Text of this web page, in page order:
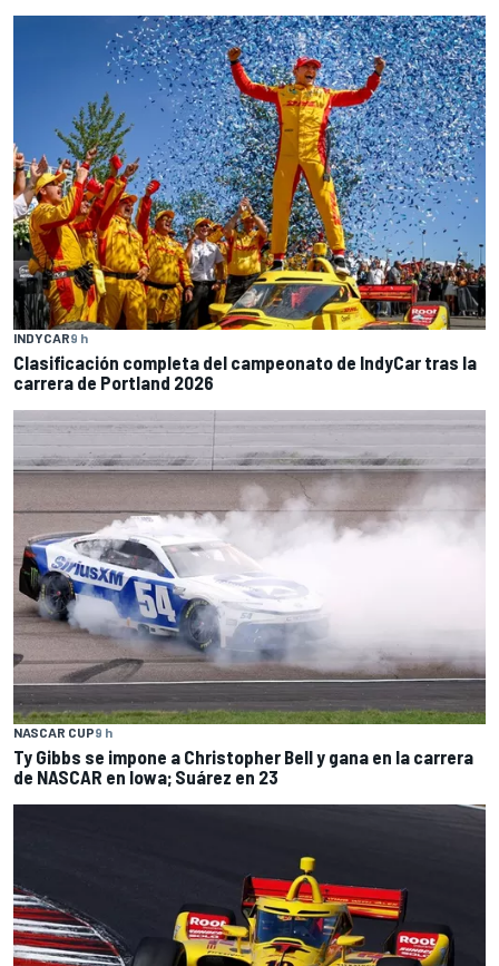
INDYCAR9 h
Clasificación completa del campeonato de IndyCar tras la
carrera de Portland 2026
NASCAR CUP9 h
Ty Gibbs se impone a Christopher Bell y gana en la carrera
de NASCAR en Iowa; Suárez en 23